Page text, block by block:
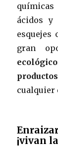
ácidos y
esquejes
gran
cualquier
¡vivan